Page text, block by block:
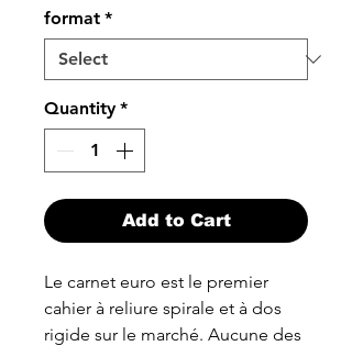
format *
Quantity *
Add to Cart
Le carnet euro est le premier
cahier à reliure spirale et à dos
rigide sur le marché. Aucune des